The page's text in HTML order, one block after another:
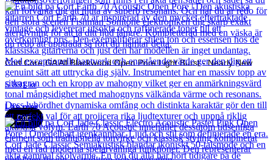
Cort Core GA All Blackwood Open Pore Light Burst - Nearly New
5 891kr
Läs mer
Cort